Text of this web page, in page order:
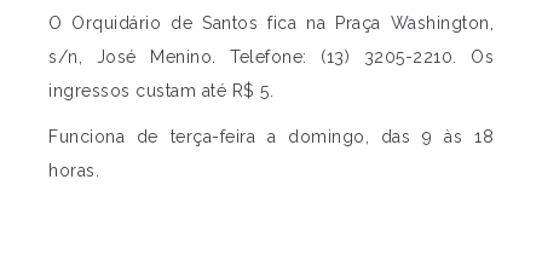
O Orquidário de Santos fica na Praça Washington,
s/n, José Menino. Telefone: (13) 3205-2210. Os
ingressos custam até R$ 5.
Funciona de terça-feira a domingo, das 9 às 18
horas.